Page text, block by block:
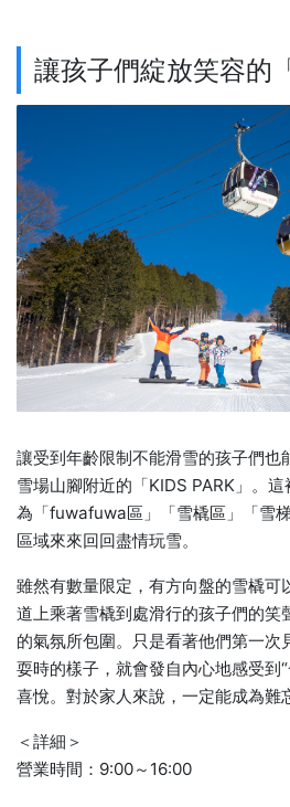
讓孩子們綻放笑容的
讓受到年齡限制不能滑雪的孩子們也
雪場山腳附近的「KIDS PARK」。
為「fuwafuwa區」「雪橇區」「雪
區域來來回回盡情玩雪。
雖然有數量限定，有方向盤的雪橇可
道上乘著雪橇到處滑行的孩子們的笑
的氣氛所包圍。只是看著他們第一次
耍時的樣子，就會發自內心地感受到
喜悅。對於家人來說，一定能成為難
＜詳細＞
營業時間：9:00～16:00